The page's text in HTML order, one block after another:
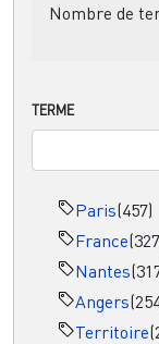
Nombre de
TERME
Paris(457)
France
Nantes
Angers
Territoire